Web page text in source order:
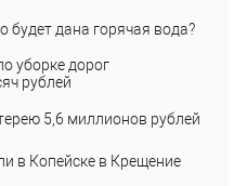
будет дана горячая вода?
уборке дорог
рублей
5,6 миллионов рублей
в Копейске в Крещение